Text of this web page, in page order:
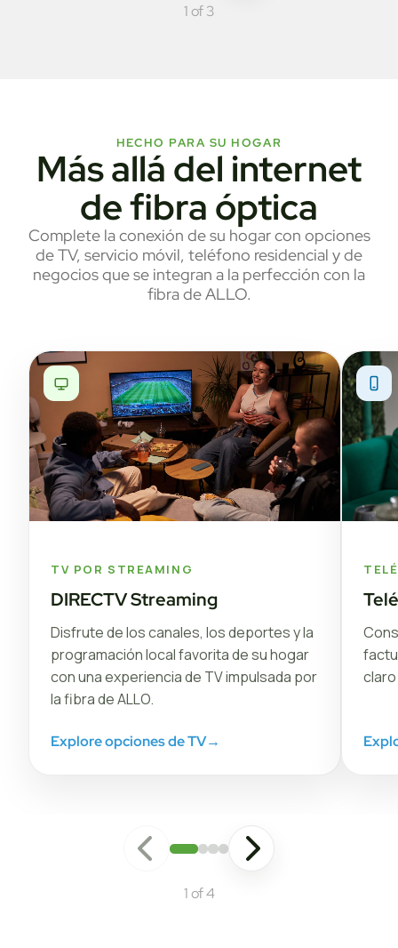
1 of 3
HECHO PARA SU HOGAR
Más allá del internet
de fibra óptica
Complete la conexión de su hogar con opciones
de TV, servicio móvil, teléfono residencial y de
negocios que se integran a la perfección con la
fibra de ALLO.
TV POR STREAMING
DIRECTV Streaming
Disfrute de los canales, los deportes y la
programación local favorita de su hogar
con una experiencia de TV impulsada por
la fibra de ALLO.
Explore opciones de TV→
claro
1 of 4